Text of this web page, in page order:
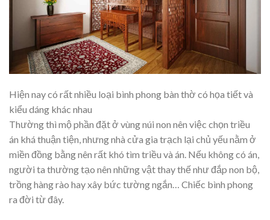
Hiện nay có rất nhiều loại bình phong bàn thờ có họa tiết và
kiểu dáng khác nhau
Thường thì mộ phần đặt ở vùng núi non nên việc chọn triều
án khá thuận tiện, nhưng nhà cửa gia trạch lại chủ yếu nằm ở
miền đồng bằng nên rất khó tìm triều và án. Nếu không có án,
người ta thường tạo nên những vật thay thế như đắp non bộ,
trồng hàng rào hay xây bức tường ngắn… Chiếc bình phong
ra đời từ đây.